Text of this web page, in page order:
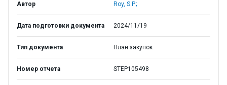
Автор Roy, S.P.;
Дата подготовки документа 2024/11/19
Тип документа План закупок
Номер отчета STEP105498